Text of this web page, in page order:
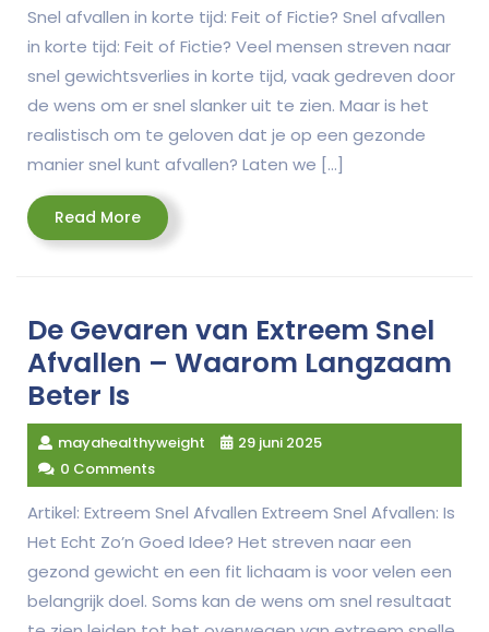
Snel afvallen in korte tijd: Feit of Fictie? Snel afvallen
in korte tijd: Feit of Fictie? Veel mensen streven naar
snel gewichtsverlies in korte tijd, vaak gedreven door
de wens om er snel slanker uit te zien. Maar is het
realistisch om te geloven dat je op een gezonde
manier snel kunt afvallen? Laten we […]
Read MoreRead
More
De Gevaren van Extreem Snel
Afvallen – Waarom Langzaam
Beter Is
mayahealthyweight
29 juni 2025
0 Comments
Artikel: Extreem Snel Afvallen Extreem Snel Afvallen: Is
Het Echt Zo’n Goed Idee? Het streven naar een
gezond gewicht en een fit lichaam is voor velen een
belangrijk doel. Soms kan de wens om snel resultaat